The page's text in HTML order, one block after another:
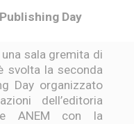
Day
sala gremita di
svolta la seconda
Day organizzato
dell’editoria
ANEM con la